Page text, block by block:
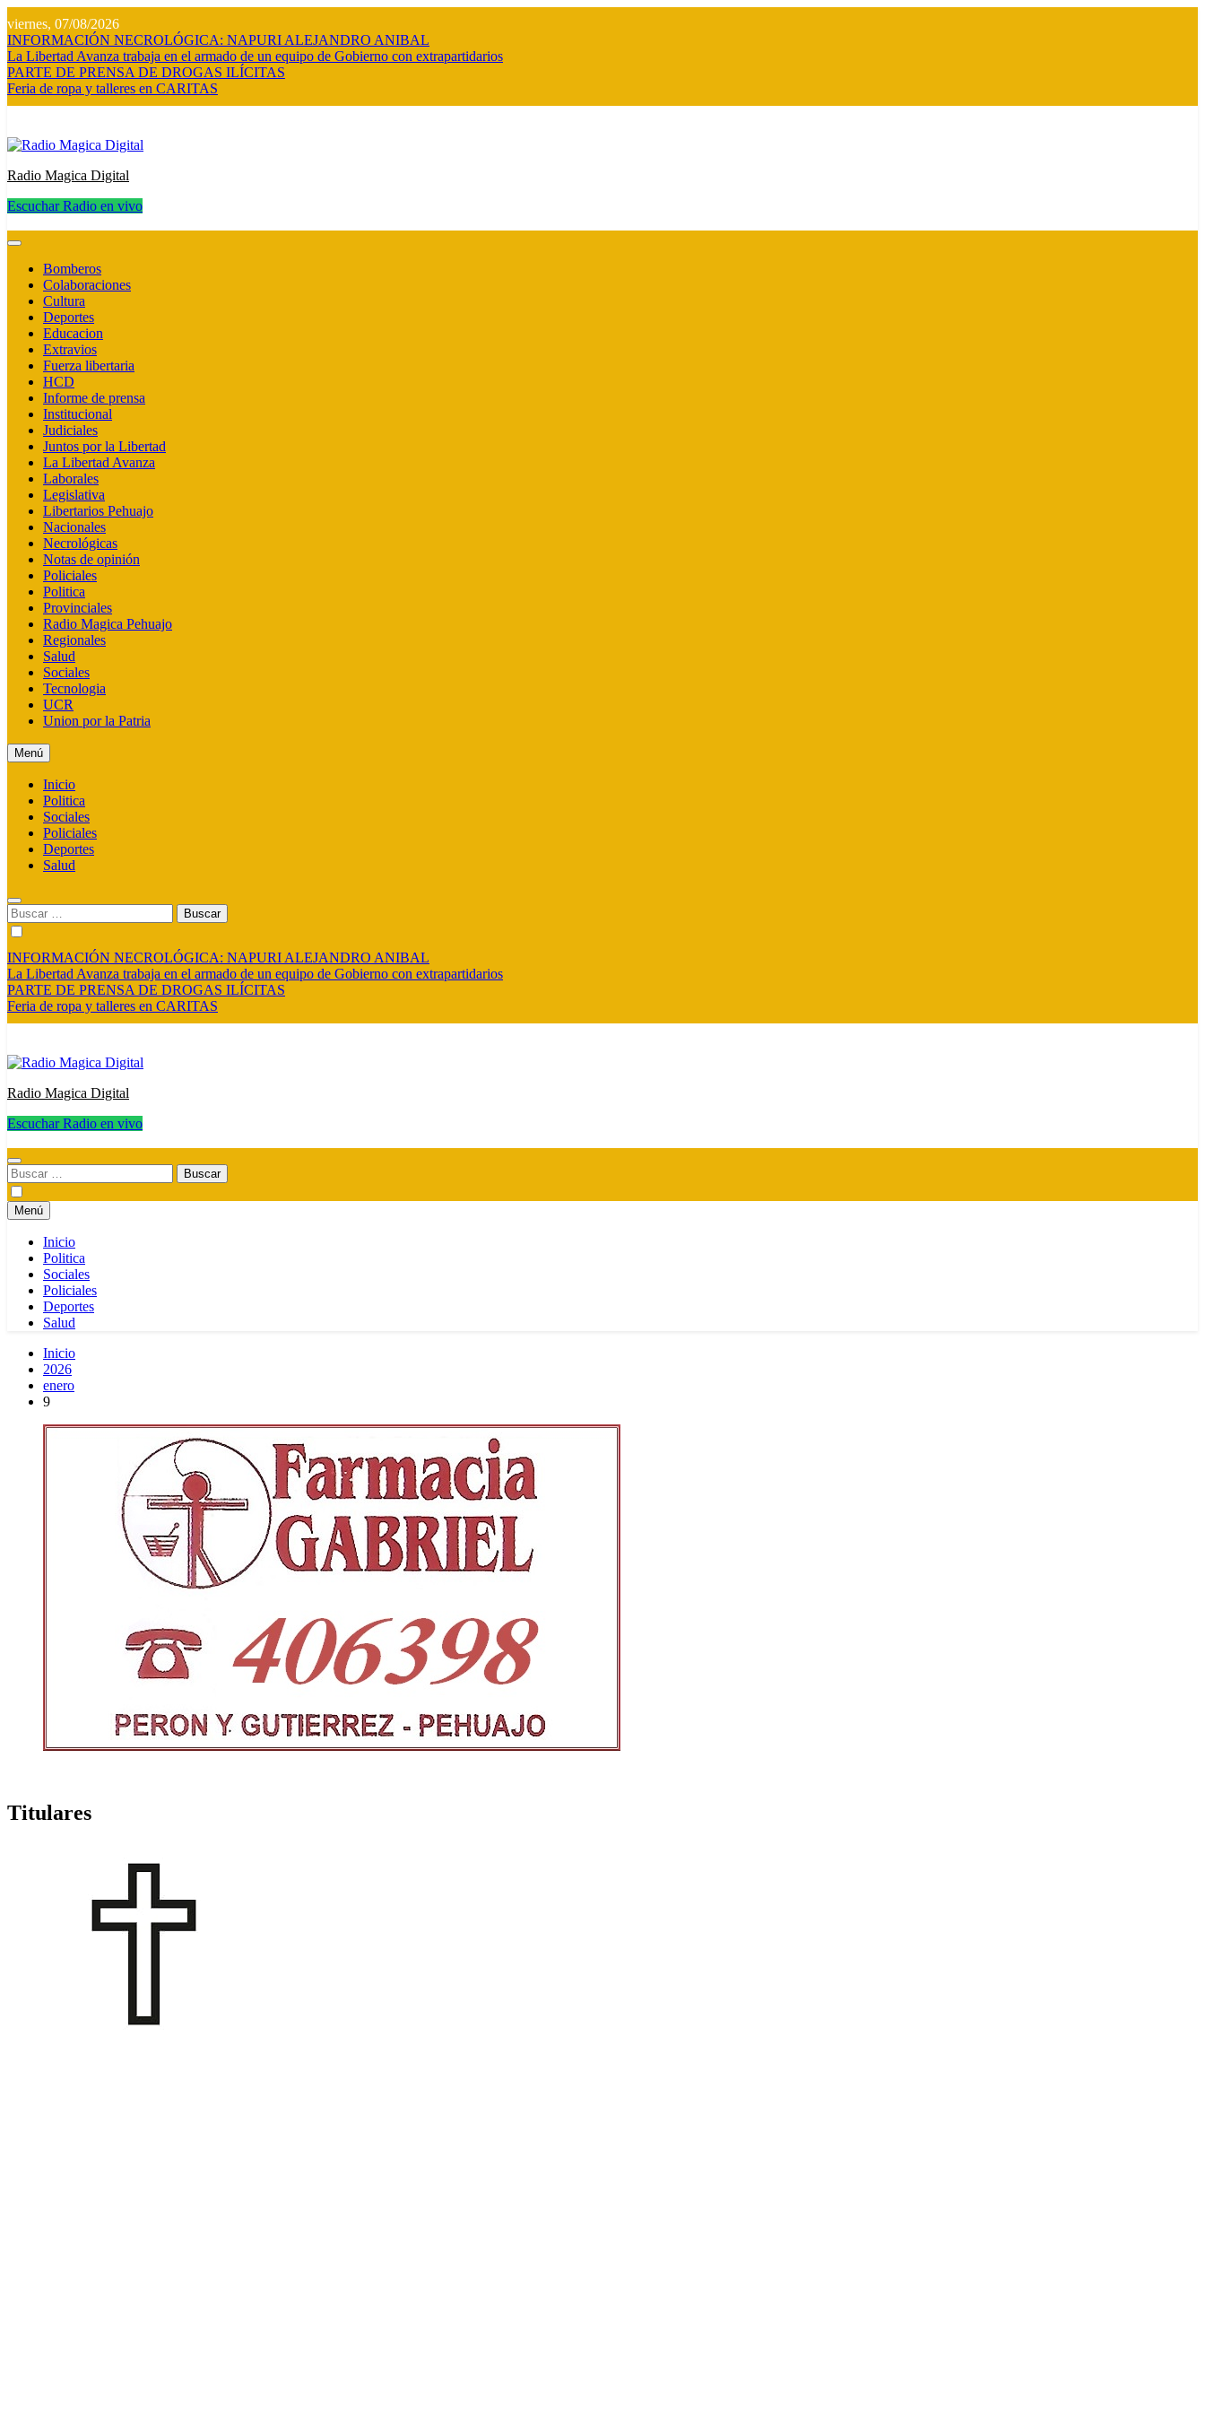
al
contenido
viernes, 07/08/2026
INFORMACIÓN NECROLÓGICA: NAPURI ALEJANDRO ANIBAL
La Libertad Avanza trabaja en el armado de un equipo de Gobierno con extrapartidarios
PARTE DE PRENSA DE DROGAS ILÍCITAS
Feria de ropa y talleres en CARITAS
Radio Magica Digital
Escuchar Radio en vivo
Bomberos
Colaboraciones
Cultura
Deportes
Educacion
Extravios
Fuerza libertaria
HCD
Informe de prensa
Institucional
Judiciales
Juntos por la Libertad
La Libertad Avanza
Laborales
Legislativa
Libertarios Pehuajo
Nacionales
Necrológicas
Notas de opinión
Policiales
Politica
Provinciales
Radio Magica Pehuajo
Regionales
Salud
Sociales
Tecnologia
UCR
Union por la Patria
Menú
Inicio
Politica
Sociales
Policiales
Deportes
Salud
Buscar:
INFORMACIÓN NECROLÓGICA: NAPURI ALEJANDRO ANIBAL
La Libertad Avanza trabaja en el armado de un equipo de Gobierno con extrapartidarios
PARTE DE PRENSA DE DROGAS ILÍCITAS
Feria de ropa y talleres en CARITAS
Radio Magica Digital
Escuchar Radio en vivo
Buscar:
Menú
Inicio
Politica
Sociales
Policiales
Deportes
Salud
Inicio
2026
enero
9
Titulares